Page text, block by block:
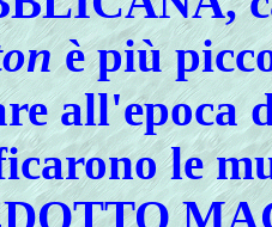
è più
all'epoca
le